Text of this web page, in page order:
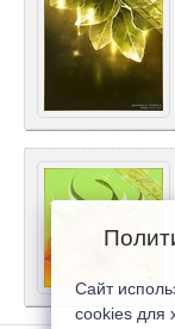
Сайт
cookies для